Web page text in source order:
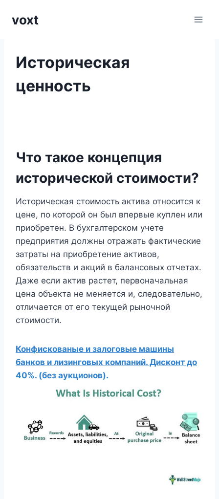
voxt
Историческая
ценность
Что такое концепция
исторической стоимости?
Историческая стоимость актива относится к
цене, по которой он был впервые куплен или
приобретен. В бухгалтерском учете
предприятия должны отражать фактические
затраты на приобретение активов,
обязательств и акций в балансовых отчетах.
Даже если актив растет, первоначальная
цена объекта не меняется и, следовательно,
отличается от его текущей рыночной
стоимости.
Конфискованые и залоговые машины
банков и лизинговых компаний. Дисконт до
40%. (без аукционов).